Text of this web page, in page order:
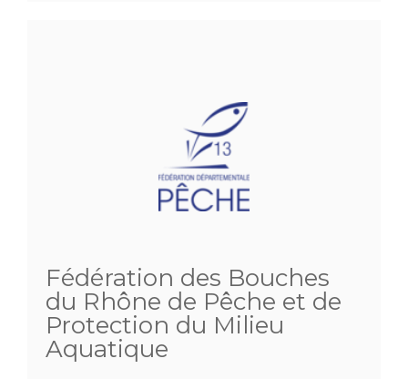
Fédération des Bouches
du Rhône de Pêche et de
Protection du Milieu
Aquatique